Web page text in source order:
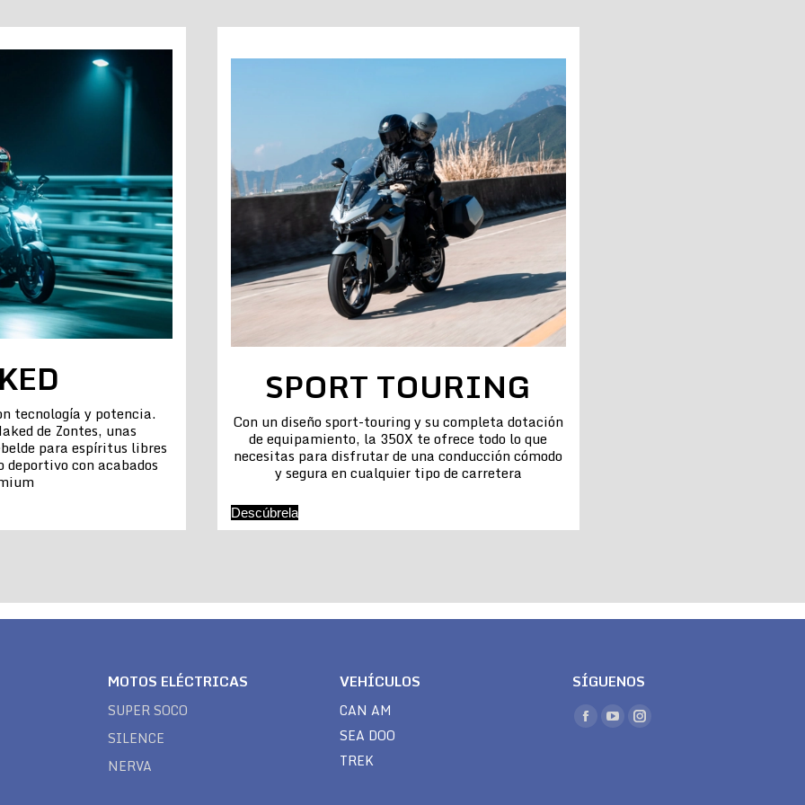
tecnología y potencia.
de Zontes, unas
para espíritus libres
deportivo con acabados
SPORT TOURING
Con un diseño sport-touring y su completa dotación
de equipamiento, la 350X te ofrece todo lo que
necesitas para disfrutar de una conducción cómodo
y segura en cualquier tipo de carretera
Descúbrela
MOTOS ELÉCTRICAS
SUPER SOCO
SILENCE
NERVA
VEHÍCULOS
CAN AM
SEA DOO
TREK
SÍGUENOS
Encuéntranos en:
Facebook
YouTubeInstagram